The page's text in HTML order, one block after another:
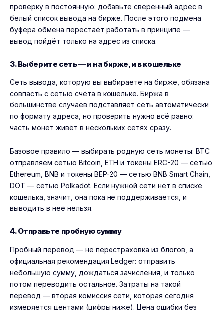
проверку в постоянную: добавьте сверенный адрес в
белый список вывода на бирже. После этого подмена
буфера обмена перестаёт работать в принципе —
вывод пойдёт только на адрес из списка.
3. Выберите сеть — и на бирже, и в кошельке
Сеть вывода, которую вы выбираете на бирже, обязана
совпасть с сетью счёта в кошельке. Биржа в
большинстве случаев подставляет сеть автоматически
по формату адреса, но проверить нужно всё равно:
часть монет живёт в нескольких сетях сразу.
Базовое правило — выбирать родную сеть монеты: BTC
отправляем сетью Bitcoin, ETH и токены ERC-20 — сетью
Ethereum, BNB и токены BEP-20 — сетью BNB Smart Chain,
DOT — сетью Polkadot. Если нужной сети нет в списке
кошелька, значит, она пока не поддерживается, и
выводить в неё нельзя.
4. Отправьте пробную сумму
Пробный перевод — не перестраховка из блогов, а
официальная рекомендация Ledger: отправить
небольшую сумму, дождаться зачисления, и только
потом переводить остальное. Затраты на такой
перевод — вторая комиссия сети, которая сегодня
измеряется центами (цифры ниже). Цена ошибки без